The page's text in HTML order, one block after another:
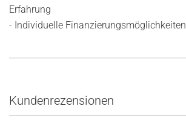
Erfahrung
- Individuelle Finanzierungsmöglichkeiten
Kundenrezensionen